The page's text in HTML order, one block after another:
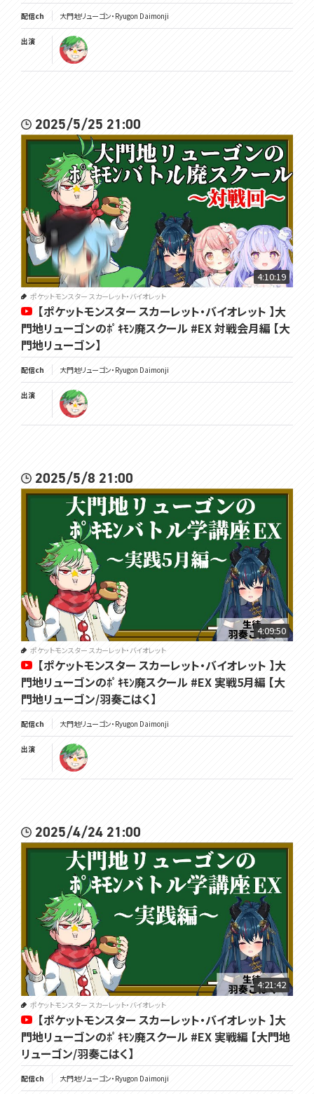
配信ch 大門地リューゴン・Ryugon Daimonji
出演
2025/5/25 21:00
4:10:19
ポケットモンスター スカーレット・バイオレット
【ポケットモンスター スカーレット・バイオレット 】大
門地リューゴンのﾎﾟｷﾓﾝ廃スクール #EX 対戦会月編 【大
門地リューゴン】
配信ch 大門地リューゴン・Ryugon Daimonji
出演
2025/5/8 21:00
4:09:50
ポケットモンスター スカーレット・バイオレット
【ポケットモンスター スカーレット・バイオレット 】大
門地リューゴンのﾎﾟｷﾓﾝ廃スクール #EX 実戦5月編 【大
門地リューゴン/羽奏こはく】
配信ch 大門地リューゴン・Ryugon Daimonji
出演
2025/4/24 21:00
4:21:42
ポケットモンスター スカーレット・バイオレット
【ポケットモンスター スカーレット・バイオレット 】大
門地リューゴンのﾎﾟｷﾓﾝ廃スクール #EX 実戦編 【大門地
リューゴン/羽奏こはく】
配信ch 大門地リューゴン・Ryugon Daimonji